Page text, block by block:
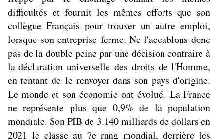
difficultés et fournit les mêmes efforts que son
collègue Français pour trouver un autre emploi,
lorsque son entreprise ferme. Ne l'accablons donc
pas de la double peine par une décision contraire à
la déclaration universelle des droits de l'Homme,
en tentant de le renvoyer dans son pays d'origine.
Le monde et son économie ont évolué. La France
ne représente plus que 0,9% de la population
mondiale. Son PIB de 3.140 milliards de dollars en
2021 le classe au 7e rang mondial, derrière les